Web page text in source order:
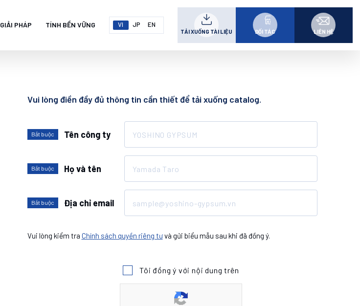
GIẢI PHÁP TÍNH BỀN VỮNG VI JP EN
TẢI XUỐNG TÀI LIỆU ĐỐI TÁC LIÊN HỆ
Vui lòng điền đầy đủ thông tin cần thiết để tải xuống catalog.
Bắt buộc Tên công ty
Bắt buộc Họ và tên
Bắt buộc Địa chỉ email
Vui lòng kiểm tra Chính sách quyền riêng tưvà gửi biểu mẫu sau khi đã đồng ý.
Tôi đồng ý với nội dung trên